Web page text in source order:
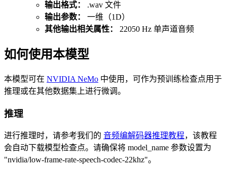
输出格式：
.wav 文件
输出参数：
一维（1D）
其他输出相关属性：
22050 Hz 单声道音频
如何使用本模型
本模型可在 NVIDIA NeMo 中使用，可作为预训练检查点用于
推理或在其他数据集上进行微调。
推理
进行推理时，请参考我们的 音频编解码器推理教程，该教程
会自动下载模型检查点。请确保将 model_name 参数设置为
"nvidia/low-frame-rate-speech-codec-22khz"。